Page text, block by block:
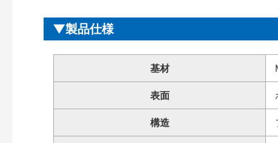
製品仕様
基材
表面
構造